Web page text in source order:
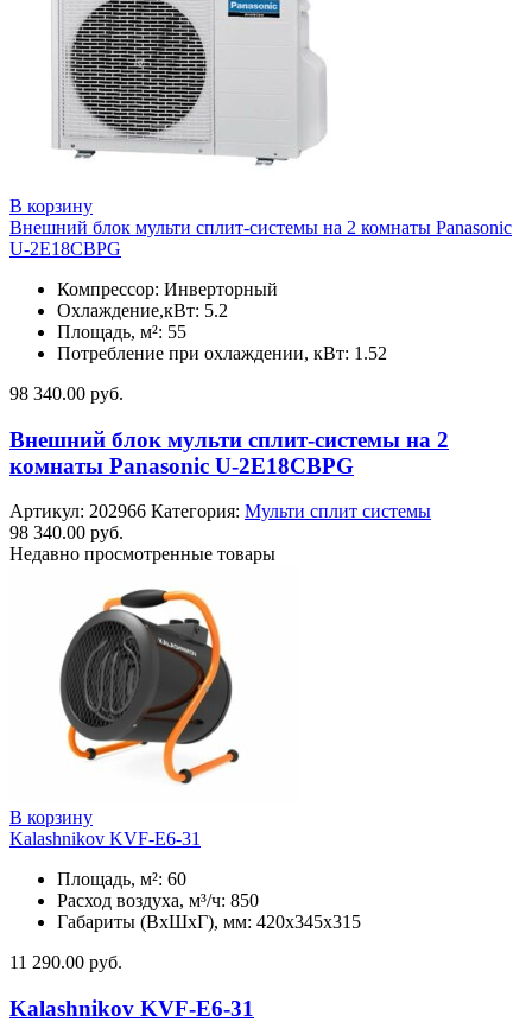
В корзину
Внешний блок мульти сплит-системы на 2 комнаты Panasonic
U-2E18CBPG
Компрессор: Инверторный
Охлаждение,кВт: 5.2
Площадь, м²: 55
Потребление при охлаждении, кВт: 1.52
98 340.00 руб.
Внешний блок мульти сплит-системы на 2
комнаты Panasonic U-2E18CBPG
Артикул: 202966 Категория: Мульти сплит системы
98 340.00 руб.
Недавно просмотренные товары
В корзину
Kalashnikov KVF-E6-31
Площадь, м²: 60
Расход воздуха, м³/ч: 850
Габариты (ВхШхГ), мм: 420x345x315
11 290.00 руб.
Kalashnikov KVF-E6-31